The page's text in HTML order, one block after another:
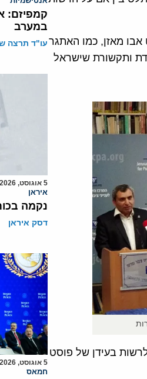
אבו מאזן, כמו האתגר
ותקשורת שישראל
בעידן של פוסט
קמפיזם:
במערב
עו"ד תרצה
5 אוגוסט, 2026
איראן
נקמה
דסק איראן
5 אוגוסט, 2026
חמאס